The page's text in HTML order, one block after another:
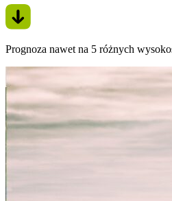
Prognoza nawet na 5 różnych